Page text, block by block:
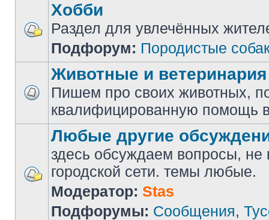
Хобби
Раздел для увлечённых
Подфорум: Породистые
Животные и ветеринария
Пишем про своих животных,
квалифицированную помощь
Любые другие
здесь обсуждаем вопросы,
городской сети. темы любые.
Модератор: Stas
Подфорумы: Сообщения,